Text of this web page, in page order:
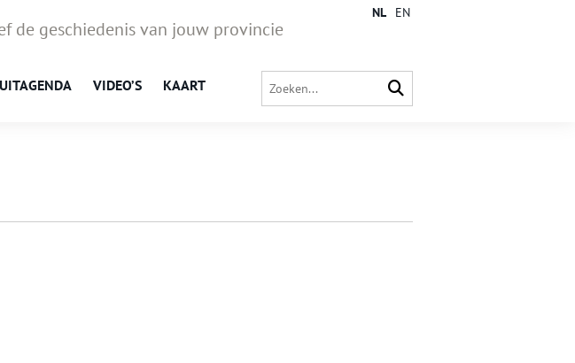
de geschiedenis van jouw provincie
UITAGENDA VIDEO’S KAART
NL EN